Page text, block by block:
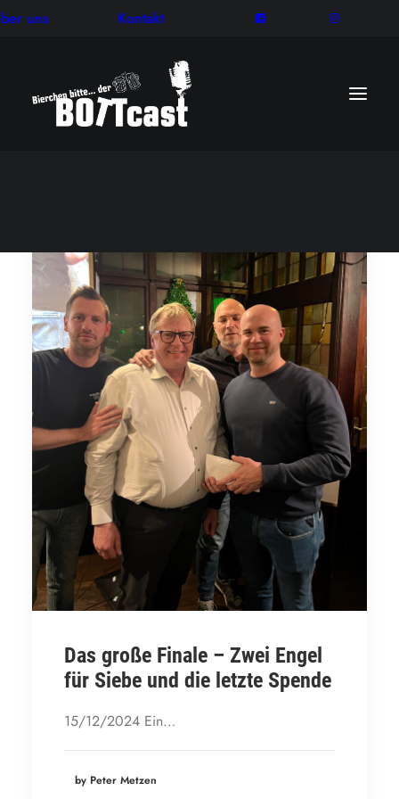
uns Kontakt
Das große Finale – Zwei Engel
für Siebe und die letzte Spende
15/12/2024 Ein…
by Peter Metzen